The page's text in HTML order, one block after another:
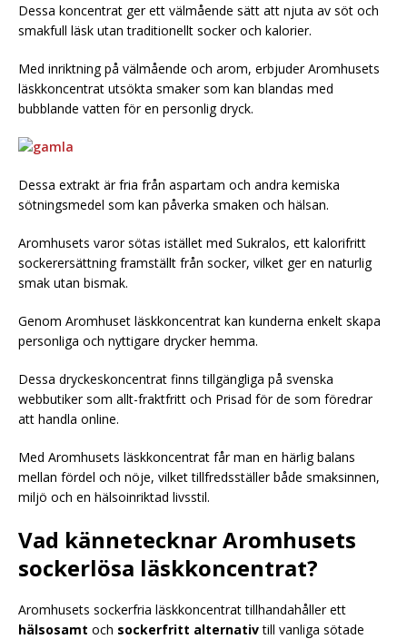
Dessa koncentrat ger ett välmående sätt att njuta av söt och
smakfull läsk utan traditionellt socker och kalorier.
Med inriktning på välmående och arom, erbjuder Aromhusets
läskkoncentrat utsökta smaker som kan blandas med
bubblande vatten för en personlig dryck.
Dessa extrakt är fria från aspartam och andra kemiska
sötningsmedel som kan påverka smaken och hälsan.
Aromhusets varor sötas istället med Sukralos, ett kalorifritt
sockerersättning framställt från socker, vilket ger en naturlig
smak utan bismak.
Genom Aromhuset läskkoncentrat kan kunderna enkelt skapa
personliga och nyttigare drycker hemma.
Dessa dryckeskoncentrat finns tillgängliga på svenska
webbutiker som allt-fraktfritt och Prisad för de som föredrar
att handla online.
Med Aromhusets läskkoncentrat får man en härlig balans
mellan fördel och nöje, vilket tillfredsställer både smaksinnen,
miljö och en hälsoinriktad livsstil.
Vad kännetecknar Aromhusets
sockerlösa läskkoncentrat?
Aromhusets sockerfria läskkoncentrat tillhandahåller ett
hälsosamt och sockerfritt alternativtill vanliga sötade